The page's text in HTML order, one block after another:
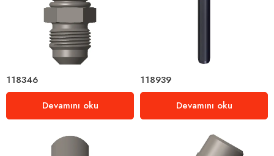
118346
Devamını oku
118939
Devamını oku